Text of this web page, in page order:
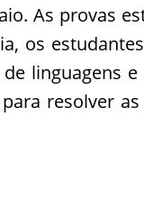
As provas
os
linguagens
resolver